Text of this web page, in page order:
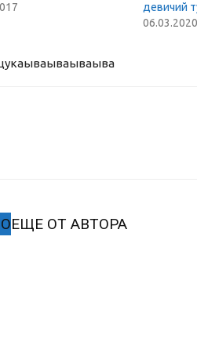
девичий
06.03.2020
ываываыва
ЕЩЕ ОТ АВТОРА